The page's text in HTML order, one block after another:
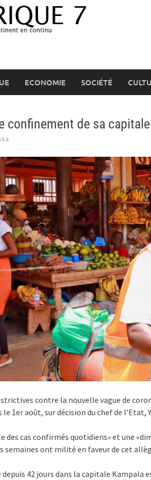
ECONOMIE SOCIÉTÉ
confinement de sa capitale
contre la nouvelle vague de
1er août, sur décision du chef de l’Etat,
des cas confirmés quotidiens» et une
semaines ont milité en faveur de cet
42 jours dans la capitale Kampala